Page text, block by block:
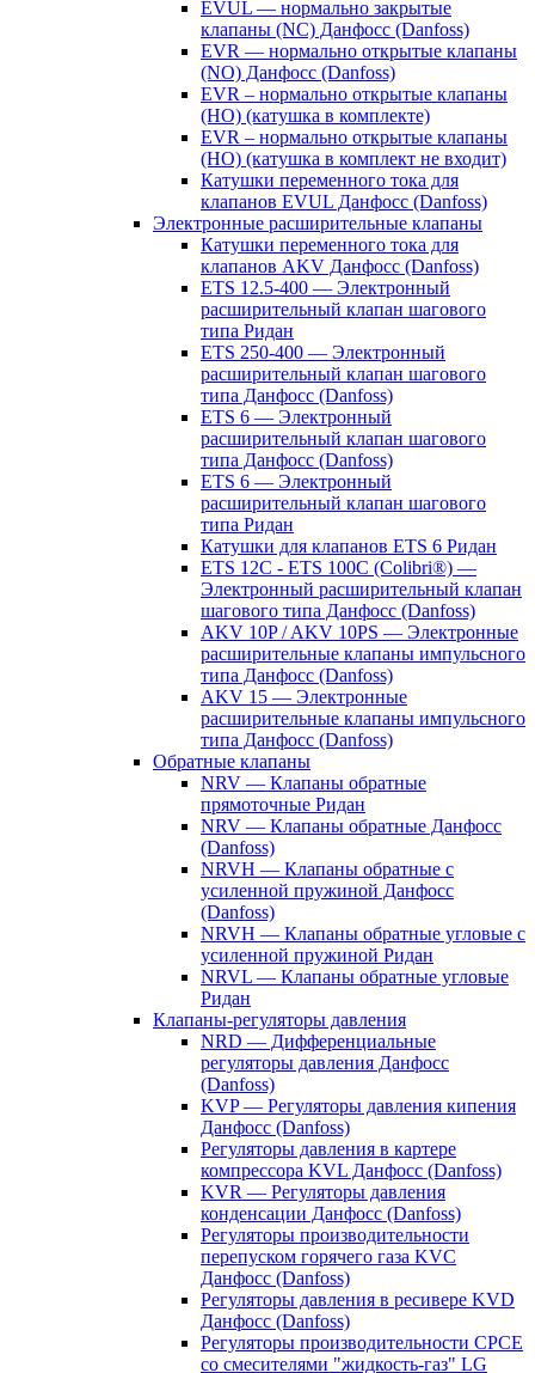
EVUL — нормально закрытые
клапаны (NC) Данфосс (Danfoss)
EVR — нормально открытые клапаны
(NO) Данфосс (Danfoss)
EVR – нормально открытые клапаны
(НО) (катушка в комплекте)
EVR – нормально открытые клапаны
(НО) (катушка в комплект не входит)
Катушки переменного тока для
клапанов EVUL Данфосс (Danfoss)
Электронные расширительные клапаны
Катушки переменного тока для
клапанов AKV Данфосс (Danfoss)
ETS 12.5-400 — Электронный
расширительный клапан шагового
типа Ридан
ETS 250-400 — Электронный
расширительный клапан шагового
типа Данфосс (Danfoss)
ETS 6 — Электронный
расширительный клапан шагового
типа Данфосс (Danfoss)
ETS 6 — Электронный
расширительный клапан шагового
типа Ридан
Катушки для клапанов ETS 6 Ридан
ETS 12C - ETS 100C (Colibri®) —
Электронный расширительный клапан
шагового типа Данфосс (Danfoss)
AKV 10P / AKV 10PS — Электронные
расширительные клапаны импульсного
типа Данфосс (Danfoss)
AKV 15 — Электронные
расширительные клапаны импульсного
типа Данфосс (Danfoss)
Обратные клапаны
NRV — Клапаны обратные
прямоточные Ридан
NRV — Клапаны обратные Данфосс
(Danfoss)
NRVH — Клапаны обратные с
усиленной пружиной Данфосс
(Danfoss)
NRVH — Клапаны обратные угловые с
усиленной пружиной Ридан
NRVL — Клапаны обратные угловые
Ридан
Клапаны-регуляторы давления
NRD — Дифференциальные
регуляторы давления Данфосс
(Danfoss)
KVP — Регуляторы давления кипения
Данфосс (Danfoss)
Регуляторы давления в картере
компрессора KVL Данфосс (Danfoss)
KVR — Регуляторы давления
конденсации Данфосс (Danfoss)
Регуляторы производительности
перепуском горячего газа KVC
Данфосс (Danfoss)
Регуляторы давления в ресивере KVD
Данфосс (Danfoss)
Регуляторы производительности CPCE
со смесителями "жидкость-газ" LG